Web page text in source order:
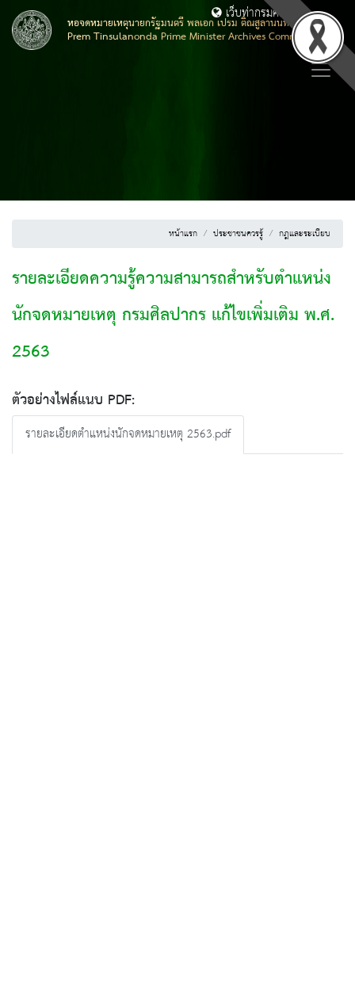
หอจดหมายเหตุนายกรัฐมนตรี พลเอก เปรม ติณสูลานนท์
Prem Tinsulanonda Prime Minister Archives Commemoration
เว็บท่ากรมศิลปากร
หน้าแรก ประชาชนควรรู้ กฎและระเบียบ
รายละเอียดความรู้ความสามารถสำหรับตำแหน่ง
นักจดหมายเหตุ กรมศิลปากร แก้ไขเพิ่มเติม พ.ศ.
2563
ตัวอย่างไฟล์แนบ PDF:
รายละเอียดตำแหน่งนักจดหมายเหตุ 2563.pdf